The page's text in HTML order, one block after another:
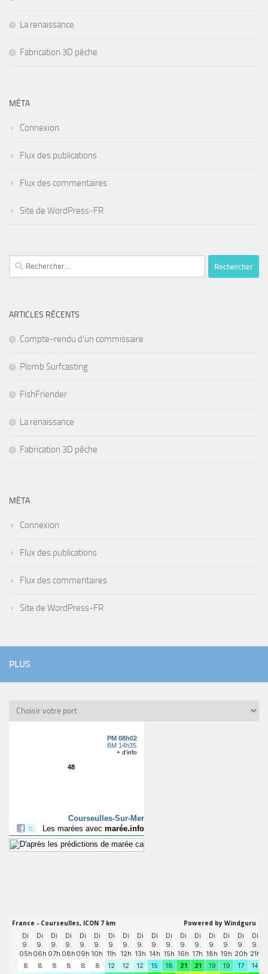
La renaissance
Fabrication 3D pêche
MÉTA
Connexion
Flux des publications
Flux des commentaires
Site de WordPress-FR
Rechercher :
ARTICLES RÉCENTS
Compte-rendu d’un commissaire
Plomb Surfcasting
FishFriender
La renaissance
Fabrication 3D pêche
MÉTA
Connexion
Flux des publications
Flux des commentaires
Site de WordPress-FR
PLUS